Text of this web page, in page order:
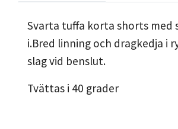
Svarta tuffa korta shorts med
i.Bred linning och dragkedja i
slag vid benslut.
Tvättas i 40 grader